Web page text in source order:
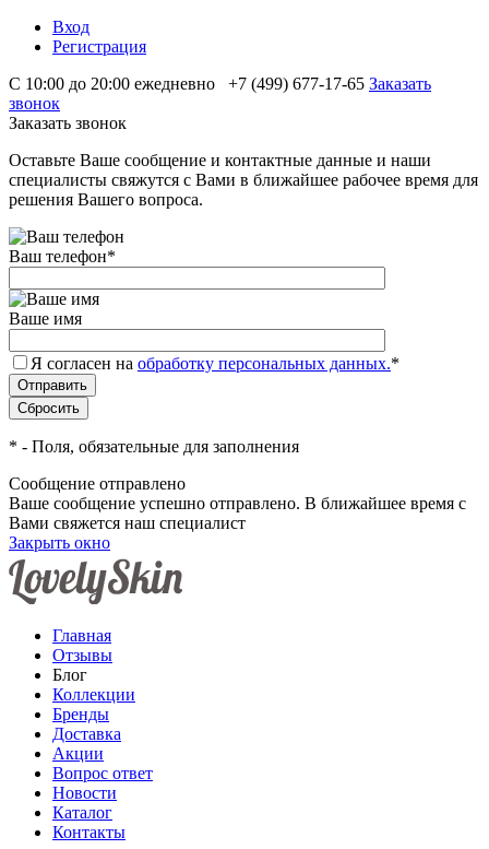
Вход
Регистрация
С 10:00 до 20:00 ежедневно
+7 (499) 677-17-65 Заказать
звонок
Заказать звонок
Оставьте Ваше сообщение и контактные данные и наши
специалисты свяжутся с Вами в ближайшее рабочее время для
решения Вашего вопроса.
Ваш телефон*
Ваше имя
Я согласен на обработку персональных данных.*
* - Поля, обязательные для заполнения
Сообщение отправлено
Ваше сообщение успешно отправлено. В ближайшее время с
Вами свяжется наш специалист
Закрыть окно
Главная
Отзывы
Блог
Коллекции
Бренды
Доставка
Акции
Вопрос ответ
Новости
Каталог
Контакты